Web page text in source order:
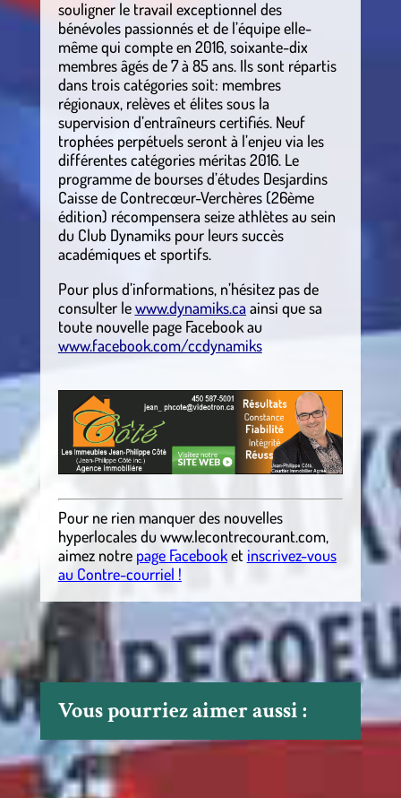
souligner le travail exceptionnel des
bénévoles passionnés et de l’équipe elle-
même qui compte en 2016, soixante-dix
membres âgés de 7 à 85 ans. Ils sont répartis
dans trois catégories soit: membres
régionaux, relèves et élites sous la
supervision d’entraîneurs certifiés. Neuf
trophées perpétuels seront à l’enjeu via les
différentes catégories méritas 2016. Le
programme de bourses d’études Desjardins
Caisse de Contrecœur-Verchères (26ème
édition) récompensera seize athlètes au sein
du Club Dynamiks pour leurs succès
académiques et sportifs.
Pour plus d’informations, n’hésitez pas de
consulter lewww.dynamiks.ca ainsi que sa
toute nouvelle page Facebook au
www.facebook.com/ccdynamiks
Pour ne rien manquer des nouvelles
hyperlocales du www.lecontrecourant.com,
aimez notre page Facebooket inscrivez-vous
au Contre-courriel !
Vous pourriez aimer aussi :